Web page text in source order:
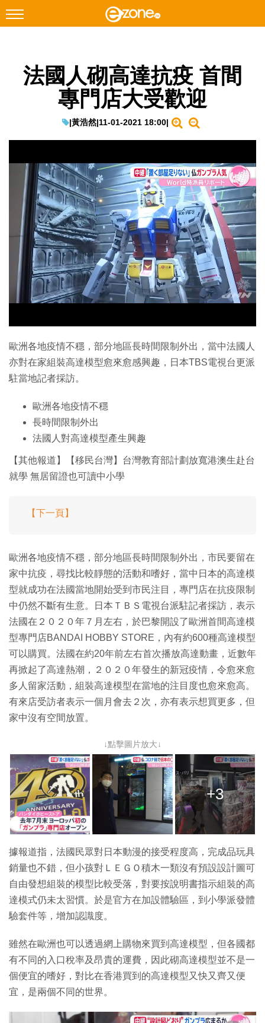
Facebook Instagram
遊戲動漫
教學評測
EduTech
IT Times
生成式AI與雲端應用
Enterprise Digital Transformation
特集
法國人砌高達抗疫 首間
專門店大受歡迎
|黃浩然|11-01-2021 18:00|
歐洲各地疫情不穩，部分地區長時間限制外出，當中法國人
亦對在家組裝高達模型愈來愈感興趣，日本TBS電視台更派
駐當地記者採訪。
歐洲各地疫情不穩
長時間限制外出
法國人對高達模型產生興趣
【其他報道】【移民台灣】台灣教育部計劃放寬港澳生赴台
就學 無居留證也可讀中小學
【下一頁】
歐洲各地疫情不穩，部分地區長時間限制外出，市民要留在
家中抗疫，尋找比較靜態的活動和嗜好，當中日本的高達模
型就成功在法國當地開始受到市民注目，專門店在抗疫限制
中仍然不斷有生意。日本ＴＢＳ電視台派駐記者採訪，表示
法國在２０２０年７月左右，於巴黎開設了歐洲首間高達模
型專門店BANDAI HOBBY STORE，內有約600種高達模型
可以購買。法國在約20年前左右首次播放高達動畫，近數年
再掀起了高達熱潮，２０２０年發生的新冠疫情，令愈來愈
多人留家活動，組裝高達模型在當地的注目度也愈來愈高。
有來店受訪者表示一個月會去２次，亦有表示想買更多，但
家中沒有空間放置。
↓點擊圖片放大↓
+3
據報道指，法國民眾對日本動漫的接受程度高，完成品玩具
銷量也不錯，但小孩對ＬＥＧＯ積木一類沒有預設設計圖可
自由發想組裝的模型比較受落，對要按說明書指示組裝的高
達模式仍未太習慣。於是官方在加設體驗區，到小學派發體
驗套件等，增加認識度。
雖然在歐洲也可以透過網上購物來買到高達模型，但各國都
有不同的入口稅率及昂貴的運費，因此砌高達模型並不是一
個便宜的嗜好，對比在香港買到的高達模型又快又齊又便
宜，是兩個不同的世界。